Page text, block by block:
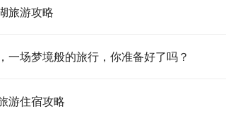
海寿岛旅游攻略，最核心的一点就是：放下
轮（费用大概几十块往返），上岛后停车
旅游攻略
一场梦境般的旅行，你准备好了吗？
游住宿攻略